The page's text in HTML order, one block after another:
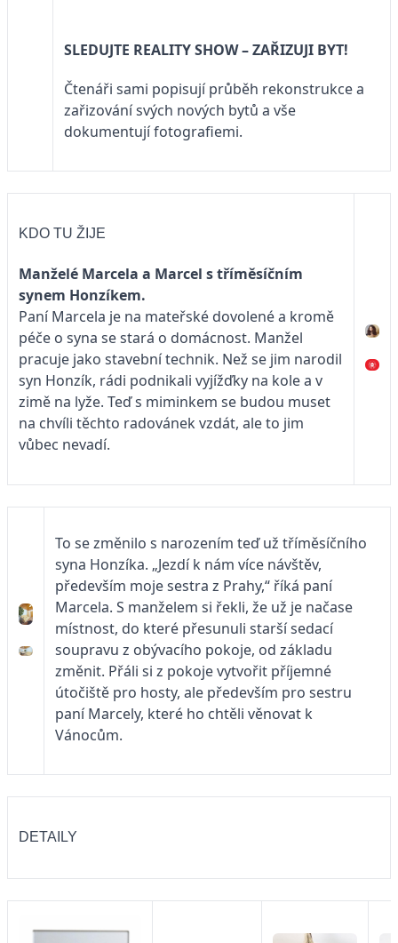
SLEDUJTE REALITY SHOW – ZAŘIZUJI BYT!
Čtenáři sami popisují průběh rekonstrukce a
zařizování svých nových bytů a vše
dokumentují fotografiemi.
KDO TU ŽIJE
Manželé Marcela a Marcel s tříměsíčním
synem Honzíkem.
Paní Marcela je na mateřské dovolené a kromě
péče o syna se stará o domácnost. Manžel
pracuje jako stavební technik. Než se jim narodil
syn Honzík, rádi podnikali vyjížďky na kole a v
zimě na lyže. Teď s miminkem se budou muset
na chvíli těchto radovánek vzdát, ale to jim
vůbec nevadí.
To se změnilo s narozením teď už tříměsíčního
syna Honzíka. „Jezdí k nám více návštěv,
především moje sestra z Prahy,“ říká paní
Marcela. S manželem si řekli, že už je načase
místnost, do které přesunuli starší sedací
soupravu z obývacího pokoje, od základu
změnit. Přáli si z pokoje vytvořit příjemné
útočiště pro hosty, ale především pro sestru
paní Marcely, které ho chtěli věnovat k
Vánocům.
DETAILY